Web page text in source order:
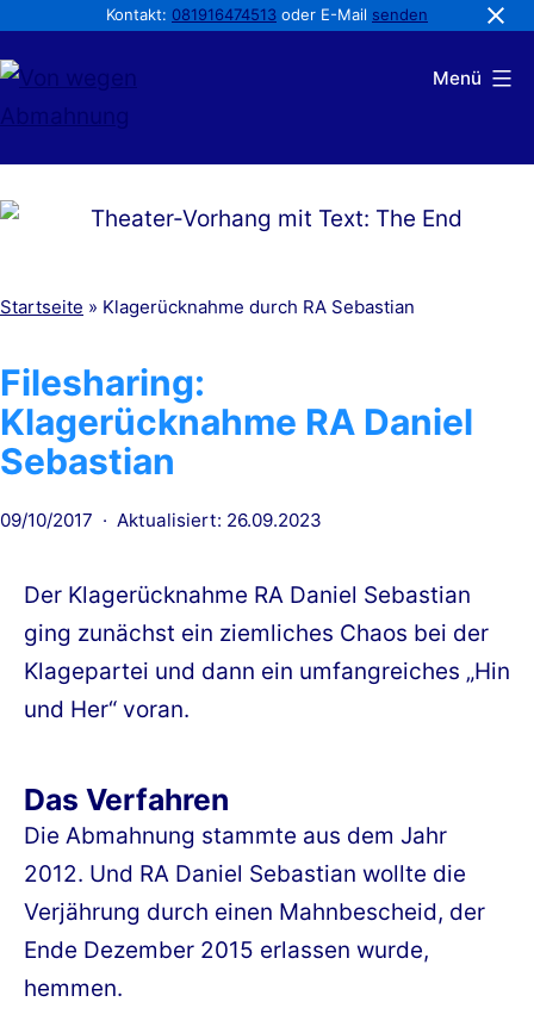
Kontakt: 081916474513 oder E-Mail senden
Inhalt
springen
Abmahnung
Menü
Startseite » Klagerücknahme durch RA Sebastian
Filesharing:
Klagerücknahme RA Daniel
Sebastian
Veröffentlicht
09/10/2017 Aktualisiert: 26.09.2023
Der Klagerücknahme RA Daniel Sebastian
ging zunächst ein ziemliches Chaos bei der
Klagepartei und dann ein umfangreiches „Hin
und Her“ voran.
Das Verfahren
Die Abmahnung stammte aus dem Jahr
2012. Und RA Daniel Sebastian wollte die
Verjährung durch einen Mahnbescheid, der
Ende Dezember 2015 erlassen wurde,
hemmen.